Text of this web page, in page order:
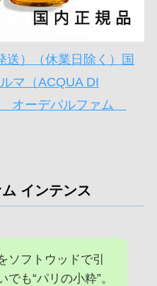
送）（休業日除く）国
マ（ACQUA DI
オーデパルファム
インテンス
ソフトウッドで引
でも“パリの小粋”。